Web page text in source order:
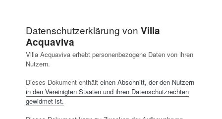
Datenschutzerklärung von Villa
Acquaviva
Villa Acquaviva erhebt personenbezogene Daten von ihren
Nutzern.
Dieses Dokument enthält einen Abschnitt, der den Nutzern
in den Vereinigten Staaten und ihren Datenschutzrechten
gewidmet ist.